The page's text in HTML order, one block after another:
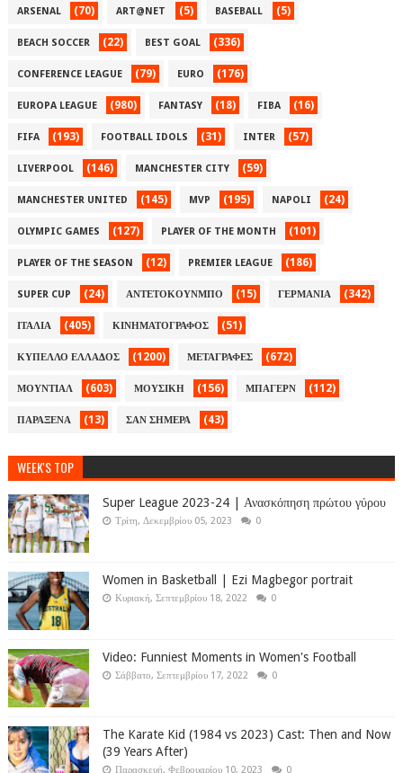
ARSENAL (70) ART@NET (5) BASEBALL (5)
BEACH SOCCER (22) BEST GOAL (336)
CONFERENCE LEAGUE (79) EURO (176)
EUROPA LEAGUE (980) FANTASY (18) FIBA (16)
FIFA (193) FOOTBALL IDOLS (31) INTER (57)
LIVERPOOL (146) MANCHESTER CITY (59)
MANCHESTER UNITED (145) MVP (195) NAPOLI (24)
OLYMPIC GAMES (127) PLAYER OF THE MONTH (101)
PLAYER OF THE SEASON (12) PREMIER LEAGUE (186)
SUPER CUP (24) ΑΝΤΕΤΟΚΟΥΝΜΠΟ (15) ΓΕΡΜΑΝΙΑ (342)
ΙΤΑΛΙΑ (405) ΚΙΝΗΜΑΤΟΓΡΑΦΟΣ (51)
ΚΥΠΕΛΛΟ ΕΛΛΑΔΟΣ (1200) ΜΕΤΑΓΡΑΦΕΣ (672)
ΜΟΥΝΤΙΑΛ (603) ΜΟΥΣΙΚΗ (156) ΜΠΑΓΕΡΝ (112)
ΠΑΡΑΞΕΝΑ (13) ΣΑΝ ΣΗΜΕΡΑ (43)
WEEK'S TOP
Super League 2023-24 | Ανασκόπηση πρώτου γύρου
Τρίτη, Δεκεμβρίου 05, 2023 0
Women in Basketball | Ezi Magbegor portrait
Κυριακή, Σεπτεμβρίου 18, 2022 0
Video: Funniest Moments in Women's Football
Σάββατο, Σεπτεμβρίου 17, 2022 0
The Karate Kid (1984 vs 2023) Cast: Then and Now
(39 Years After)
Παρασκευή, Φεβρουαρίου 10, 2023 0